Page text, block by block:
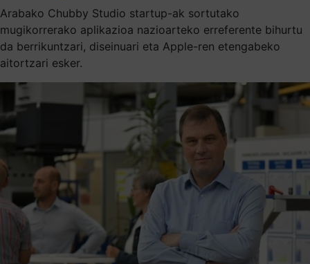
Arabako Chubby Studio startup-ak sortutako
mugikorrerako aplikazioa nazioarteko erreferente bihurtu
da berrikuntzari, diseinuari eta Apple-ren etengabeko
aitortzari esker.